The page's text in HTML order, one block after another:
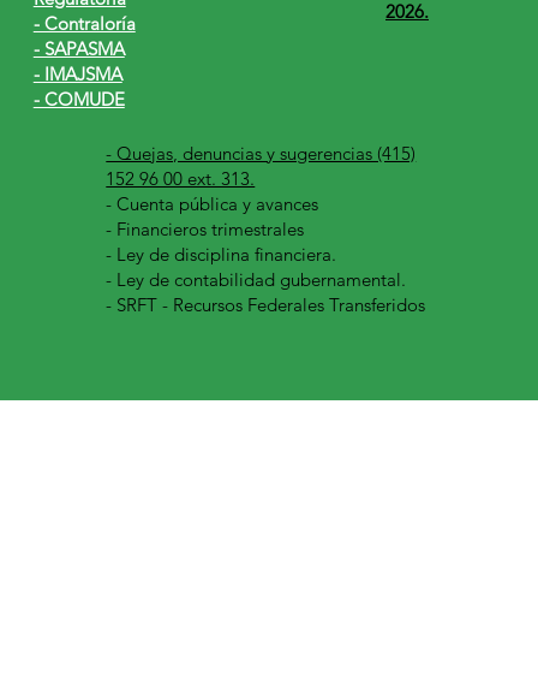
- Contraloría
- SAPASMA
- IMAJSMA
- COMUDE
- Quejas, denuncias y sugerencias (415)
152 96 00 ext. 313.
-Cuenta pública y avances
- Financieros trimestrales
- Ley de disciplina financiera.
- Ley de contabilidad gubernamental.
- SRFT - Recursos Federales Transferidos
2026.